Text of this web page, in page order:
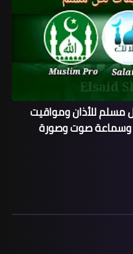
لكل مسلم للأذان ومواقيت
وسماعة صوت وصورة